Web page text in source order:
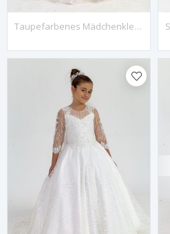
Taupefarbenes Mädchenkleid Für 2–6 Jahre, 20040, Gebrochenes Weiß